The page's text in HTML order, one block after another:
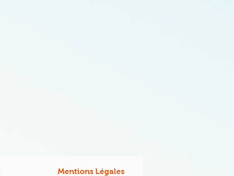
Mentions Légales